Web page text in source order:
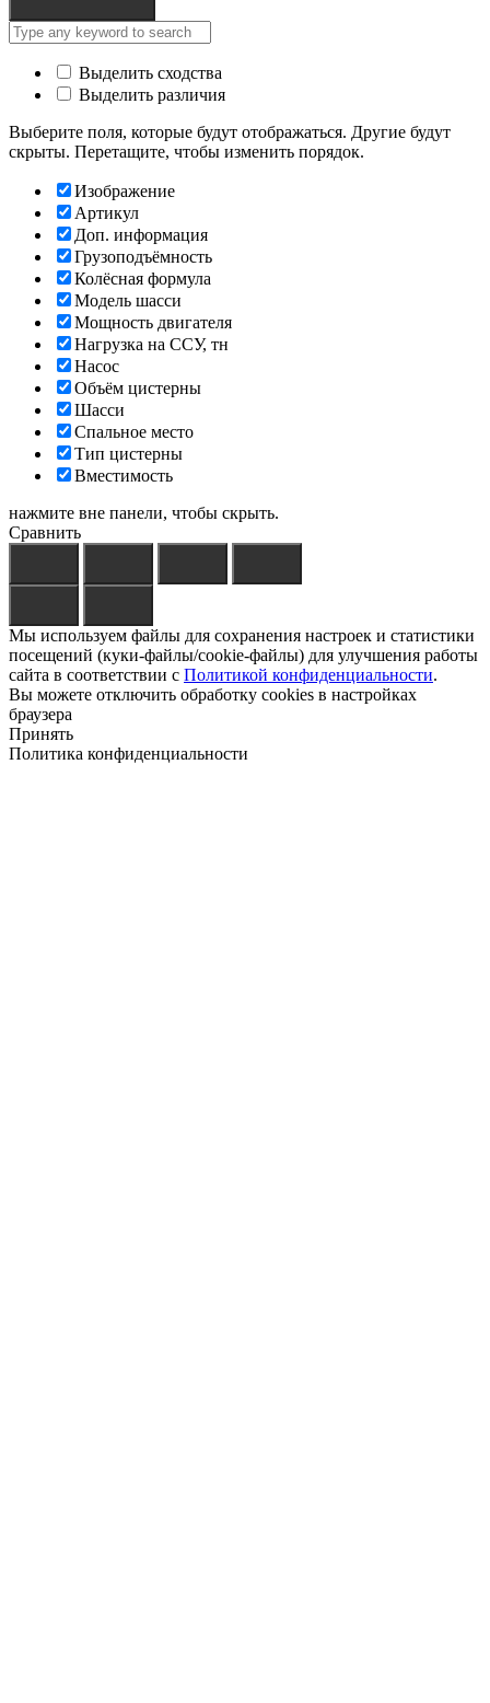
Выделить сходства
Выделить различия
Выберите поля, которые будут отображаться. Другие будут
скрыты. Перетащите, чтобы изменить порядок.
Изображение
Артикул
Доп. информация
Грузоподъёмность
Колёсная формула
Модель шасси
Мощность двигателя
Нагрузка на ССУ, тн
Насос
Объём цистерны
Шасси
Спальное место
Тип цистерны
Вместимость
нажмите вне панели, чтобы скрыть.
Сравнить
Мы используем файлы для сохранения настроек и статистики
посещений (куки-файлы/cookie-файлы) для улучшения работы
сайта в соответствии с Политикой конфиденциальности.
Вы можете отключить обработку cookies в настройках
браузера
Принять
Политика конфиденциальности